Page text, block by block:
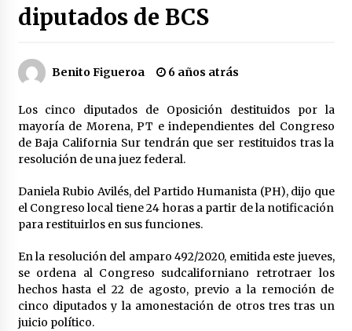
3 semanas atrás
extremo en gran parte de México
Cae operador financiero del Cártel del Noreste
en Mérida; incautan 15 autos de lujo
3 semanas atrás
Detienen a funcionario por presunto homicidio
del periodista Josué Martínez
CNTE anuncia paso gratuito en peajes de CDMX
y acciones en 20 estados
2 meses atrás
diputados de BCS
Benito Figueroa 6 años atrás
Los cinco diputados de Oposición destituidos por la
mayoría de Morena, PT e independientes del Congreso
de Baja California Sur tendrán que ser restituidos tras la
resolución de una juez federal.
Daniela Rubio Avilés, del Partido Humanista (PH), dijo que
el Congreso local tiene 24 horas a partir de la notificación
para restituirlos en sus funciones.
En la resolución del amparo 492/2020, emitida este jueves,
se ordena al Congreso sudcaliforniano retrotraer los
hechos hasta el 22 de agosto, previo a la remoción de
cinco diputados y la amonestación de otros tres tras un
juicio político.